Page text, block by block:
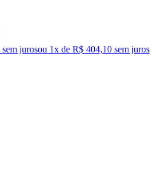
jurosou 1x de R$ 404,10 sem juros